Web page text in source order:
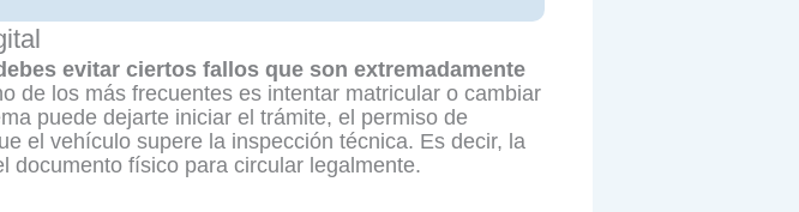
evitar ciertos fallos que son extremadamente
de los más frecuentes es intentar matricular o cambiar
puede dejarte iniciar el trámite, el permiso de
el vehículo supere la inspección técnica. Es decir, la
documento físico para circular legalmente.